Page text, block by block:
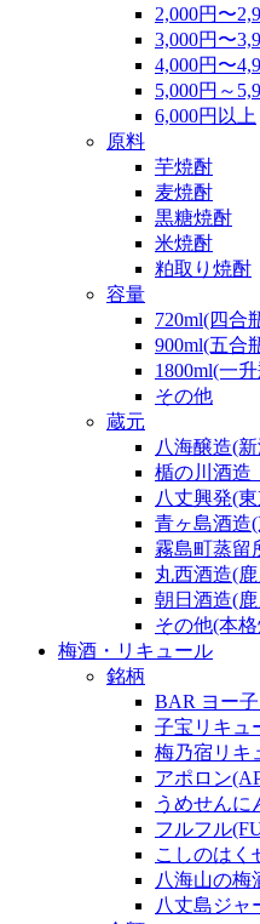
2,000円〜
3,000円〜
4,000円〜
5,000円～
6,000円以上
原料
芋焼酎
麦焼酎
黒糖焼酎
米焼酎
粕取り焼酎
容量
720ml(四合
900ml(五合
1800ml(一
その他
蔵元
八海醸造(
楯の川酒造
八丈興発(
青ヶ島酒造
霧島町蒸留
丸西酒造(
朝日酒造(
その他(本
梅酒・リキュール
銘柄
BAR ヨー
子宝リキュ
梅乃宿リキ
アポロン
うめせんに
フルフル
こしのはく
八海山の梅
八丈島ジャ